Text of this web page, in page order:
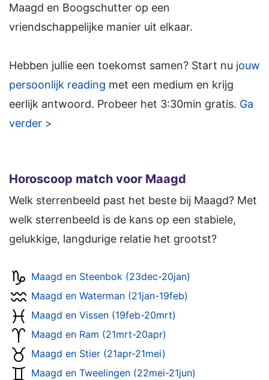
Maagd en Boogschutter op een
vriendschappelijke manier uit elkaar.
Hebben jullie een toekomst samen? Start nu jouw
persoonlijk reading met een medium en krijg
eerlijk antwoord. Probeer het 3:30min gratis. Ga
verder >
Horoscoop match voor Maagd
Welk sterrenbeeld past het beste bij Maagd? Met
welk sterrenbeeld is de kans op een stabiele,
gelukkige, langdurige relatie het grootst?
Maagd en Steenbok (23dec-20jan)
Maagd en Waterman (21jan-19feb)
Maagd en Vissen (19feb-20mrt)
Maagd en Ram (21mrt-20apr)
Maagd en Stier (21apr-21mei)
Maagd en Tweelingen (22mei-21jun)